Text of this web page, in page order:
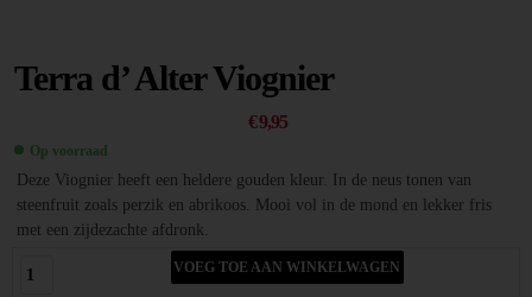
Terra d’ Alter Viognier
€9,95
Op voorraad
Deze Viognier heeft een heldere gouden kleur. In de neus tonen van
steenfruit zoals perzik en abrikoos. Mooi vol in de mond en lekker fris
met een zijdezachte afdronk.
VOEG TOE AAN WINKELWAGEN